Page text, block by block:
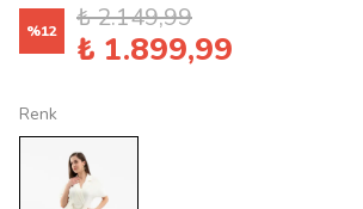
%12 ₺ 2.149,99
₺ 1.899,99
Renk